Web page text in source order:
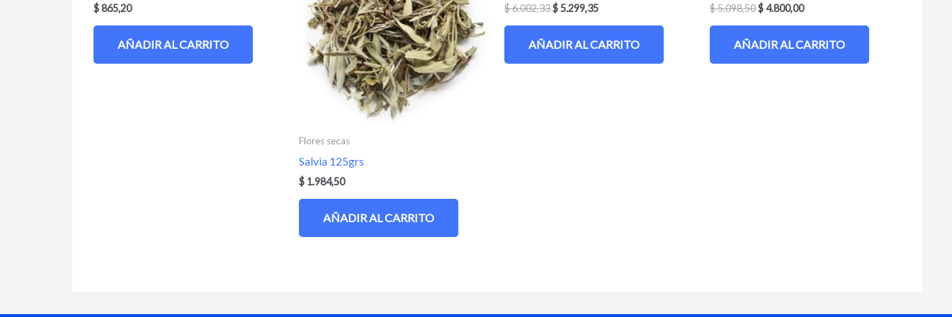
$865,20
AÑADIR AL CARRITO
Flores secas
Salvia 125grs
$ 1.984,50
AÑADIR AL CARRITO
$6.002,33$5.299,35
AÑADIR AL CARRITO
$5.098,50$4.800,00
AÑADIR AL CARRITO